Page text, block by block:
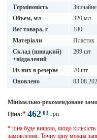
Терміновість
Объем, мл
320 мл
Вес товара, г
180
Матеріали
Пластик
Склад (швидкий)
+віддалений
209 шт
Из них в резерве
70 шт
Оновлено
Мінімально-рекомендоване
Ціна:* 462 03 грн
* ціна буде вищою, якщо
замовлення. Точну ціну можна